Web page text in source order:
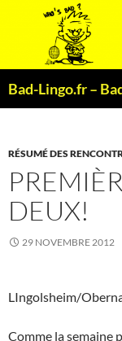
RÉSUMÉ DES
DEUX!
29 NOVEMBRE 2012
LIngolsheim/
Comme la semaine